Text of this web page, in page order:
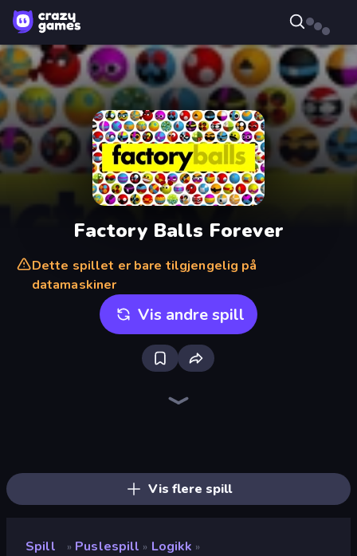
Factory Balls Forever
Dette spillet er bare tilgjengelig på
datamaskiner
Vis andre spill
Vis flere spill
Spill » Puslespill » Logikk »